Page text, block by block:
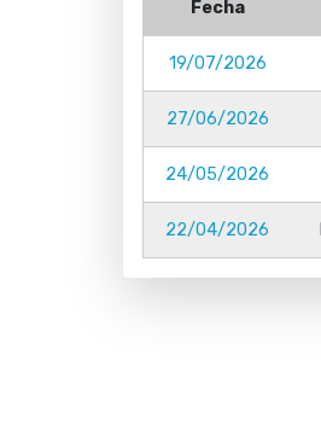
Fecha
19/07/2026
27/06/2026
24/05/2026
22/04/2026